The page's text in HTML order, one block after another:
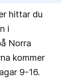
hittar du
i
Norra
kommer
9-16.